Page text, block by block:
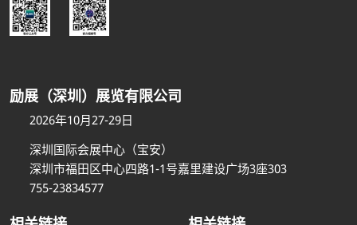
励展（深圳）展览有限公司
2026年10月27-29日
深圳国际会展中心（宝安）
深圳市福田区中心四路1-1号嘉里建设广场3座303
755-23834577